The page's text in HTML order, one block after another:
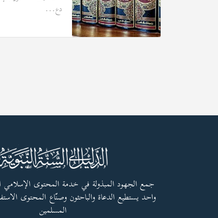
دع...
جمع الجهود المبذولة في خدمة المحتوى
واحد يستطيع الدعاة والباحثون وصنّاع المحتوى
المسلمين